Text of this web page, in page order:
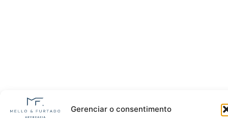
Gerenciar o consentimento